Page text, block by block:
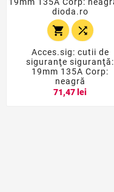
 
Acces.sig: cutii de
siguranţe siguranţă:
19mm 135A Corp:
neagră
71,47 lei